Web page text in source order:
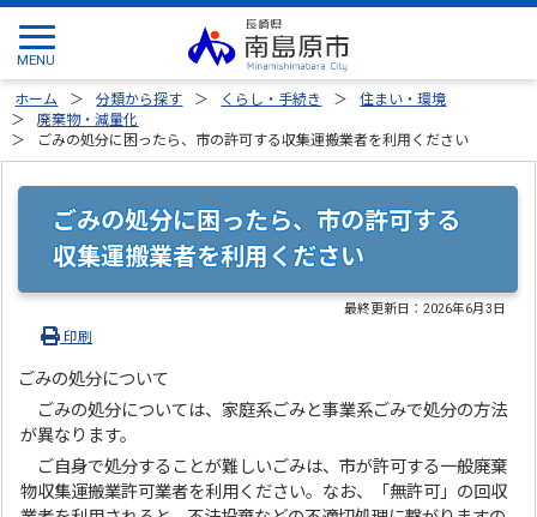
ホーム 分類から探す くらし・手続き
住まい・環境
廃棄物・減量化
ごみの処分に困ったら、市の許可する収集運搬業者を利用ください
ごみの処分に困ったら、市の許可する
収集運搬業者を利用ください
最終更新日：2026年6月3日
印刷
ごみの処分について
ごみの処分については、家庭系ごみと事業系ごみで処分の方法
が異なります。
ご自身で処分することが難しいごみは、市が許可する一般廃棄
物収集運搬業許可業者を利用ください。なお、「無許可」の回収